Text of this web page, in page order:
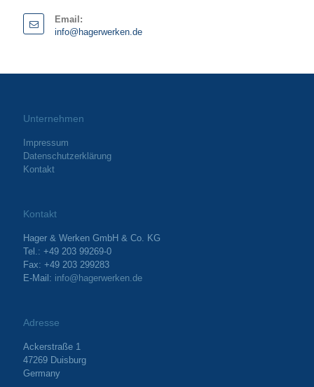
Email:
info@hagerwerken.de
Unternehmen
Impressum
Datenschutzerklärung
Kontakt
Kontakt
Hager & Werken GmbH & Co. KG
Tel.: +49 203 99269-0
Fax: +49 203 299283
E-Mail: info@hagerwerken.de
Adresse
Ackerstraße 1
47269 Duisburg
Germany